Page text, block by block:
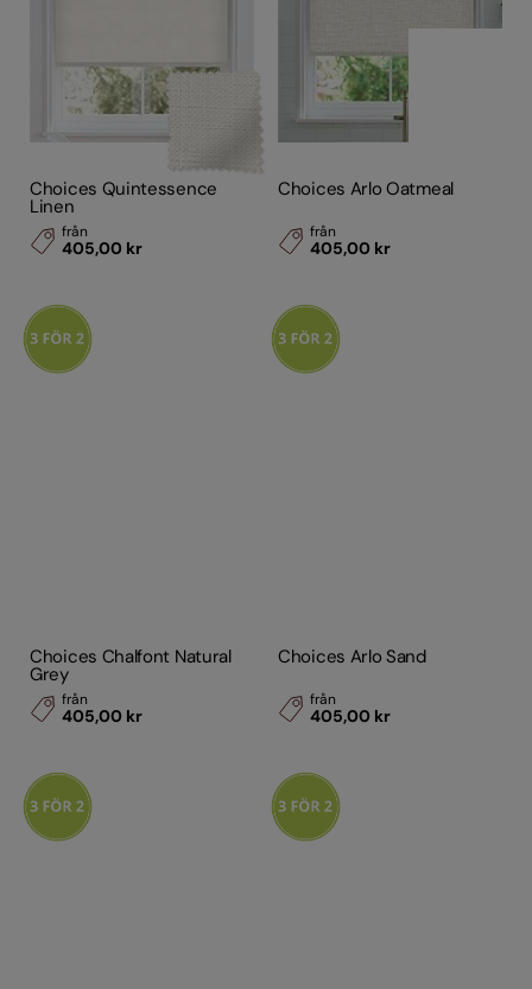
Choices Quintessence
Linen
från
405,00 kr
Choices Arlo Oatmeal
från
405,00 kr
Choices Chalfont Natural
Grey
från
405,00 kr
Choices Arlo Sand
från
405,00 kr